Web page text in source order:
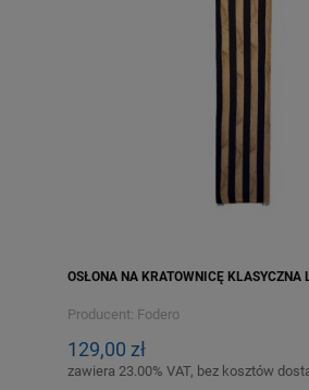
OSŁONA NA KRATOWNICĘ KLASYCZNA
Producent: Fodero
129,00 zł
zawiera 23.00% VAT, bez kosztów